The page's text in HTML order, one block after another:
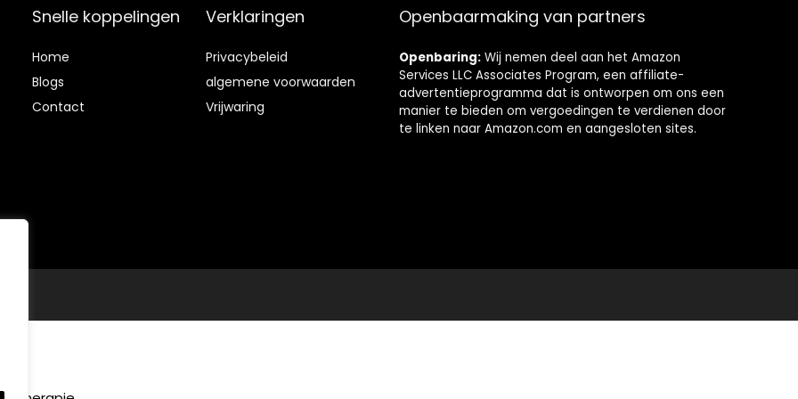
hoes, thuisijspad
volwassenen,
35,4 “Lx30”
ijsbad
gym (100 x 65 x
Snelle koppelingen
Home
Blogs
Contact
Verklaringen
Privacybeleid
algemene voorwaarden
Vrijwaring
Openbaarmaking van partners
Openbaring: Wij nemen deel aan het Amazon
Services LLC Associates Program, een affiliate-
advertentieprogramma dat is ontworpen om ons een
manier te bieden om vergoedingen te verdienen door
te linken naar Amazon.com en aangesloten sites.